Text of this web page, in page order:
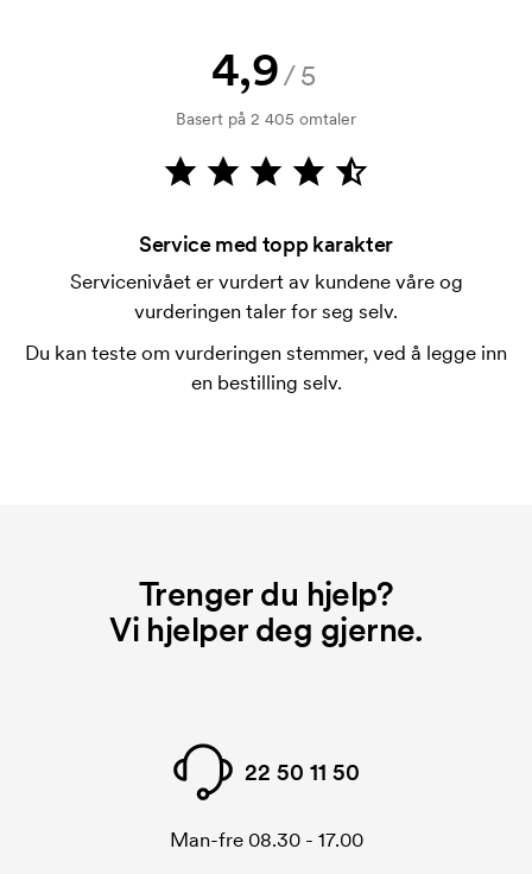
Betaling skjer mot faktura 30 dager etter
kredittsjekk. Fakturering skjer ved levering.
Kortbetaling er mulig.
Hva er en trykksjablong?
trykking. Vi må lage en trykksjablong for hver farge
som skal trykkes. Kostnaden for trykksjablongen
forsvinner når du gjentar bestillingen.
4,9/5
Basert på 2 405 omtaler
Service med topp karakter
Servicenivået er vurdert av kundene våre og
vurderingen taler for seg selv.
Du kan teste om vurderingen stemmer, ved å legge inn
en bestilling selv.
Trenger du hjelp?
Vi hjelper deg gjerne.
22 50 11 50
Man-fre 08.30 - 17.00